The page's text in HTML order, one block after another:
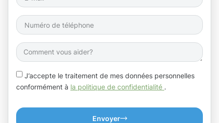
J’accepte le traitement de mes données personnelles
conformément à la politique de confidentialité .
Envoyer